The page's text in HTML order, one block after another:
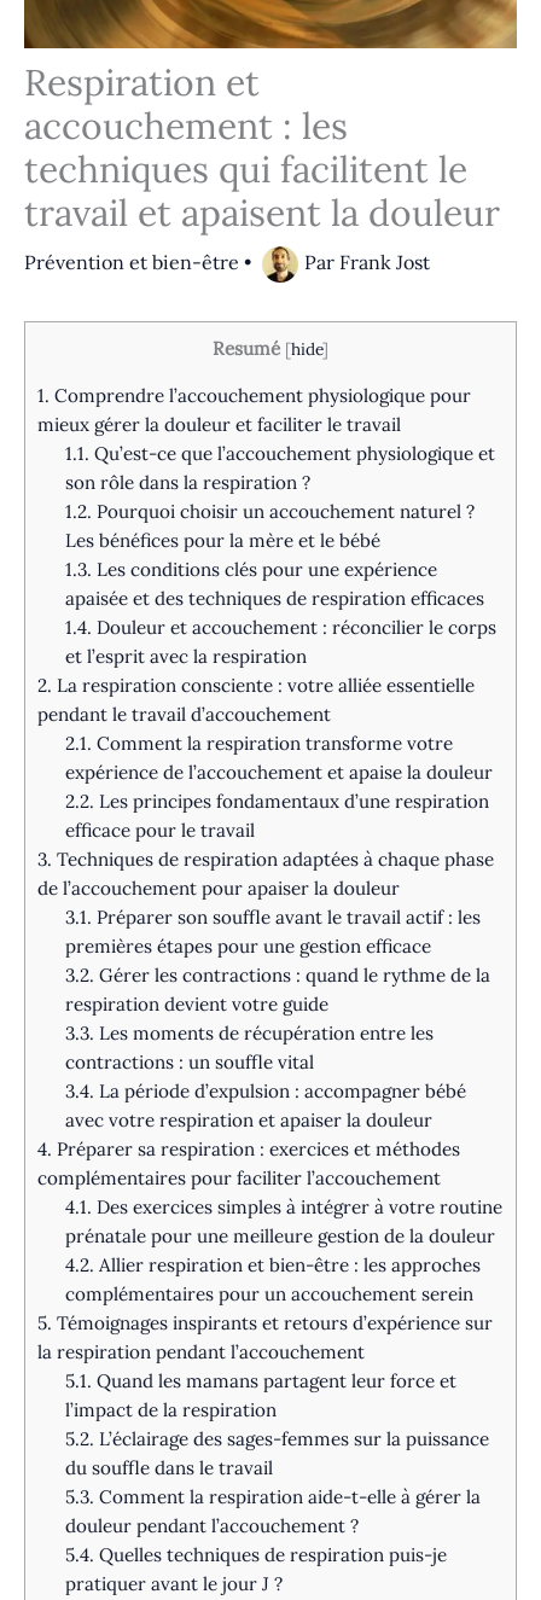
Respiration et
accouchement : les
techniques qui facilitent le
travail et apaisent la douleur
Prévention et bien-être • Par Frank Jost
Resumé [hide]
1. Comprendre l’accouchement physiologique pour
mieux gérer la douleur et faciliter le travail
1.1. Qu’est-ce que l’accouchement physiologique et
son rôle dans la respiration ?
1.2. Pourquoi choisir un accouchement naturel ?
Les bénéfices pour la mère et le bébé
1.3. Les conditions clés pour une expérience
apaisée et des techniques de respiration efficaces
1.4. Douleur et accouchement : réconcilier le corps
et l’esprit avec la respiration
2. La respiration consciente : votre alliée essentielle
pendant le travail d’accouchement
2.1. Comment la respiration transforme votre
expérience de l’accouchement et apaise la douleur
2.2. Les principes fondamentaux d’une respiration
efficace pour le travail
3. Techniques de respiration adaptées à chaque phase
de l’accouchement pour apaiser la douleur
3.1. Préparer son souffle avant le travail actif : les
premières étapes pour une gestion efficace
3.2. Gérer les contractions : quand le rythme de la
respiration devient votre guide
3.3. Les moments de récupération entre les
contractions : un souffle vital
3.4. La période d’expulsion : accompagner bébé
avec votre respiration et apaiser la douleur
4. Préparer sa respiration : exercices et méthodes
complémentaires pour faciliter l’accouchement
4.1. Des exercices simples à intégrer à votre routine
prénatale pour une meilleure gestion de la douleur
4.2. Allier respiration et bien-être : les approches
complémentaires pour un accouchement serein
5. Témoignages inspirants et retours d’expérience sur
la respiration pendant l’accouchement
5.1. Quand les mamans partagent leur force et
l’impact de la respiration
5.2. L’éclairage des sages-femmes sur la puissance
du souffle dans le travail
5.3. Comment la respiration aide-t-elle à gérer la
douleur pendant l’accouchement ?
5.4. Quelles techniques de respiration puis-je
pratiquer avant le jour J ?